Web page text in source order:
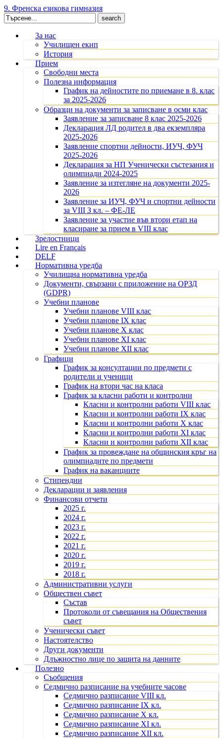
9. Френска езикова гимназия
Search
for:
За нас
Училищен екип
История
Прием
Свободни места
Полезна информация
График на дейностите по приемане в 8. клас
за 2025-2026
Образци на документи за записване в осми клас
Заявление за записване 8 клас 2025-2026
Декларация ЛД родител в два екземпляра
2025-2026
Заявление спортни дейности, ИУЧ, ФУЧ
2025-2026
Декларация за НП Ученически състезания и
олимпиади 2024-2025
Заявление за изтегляне на документи 2025-
2026
Заявление за ИУЧ, ФУЧ и спортни дейности
за VIII З кл. – ФЕ-ЛЕ
Заявление за участие във втори етап на
класиране за прием в VIII клас
Зрелостници
Lire en Français
DELF
Нормативна уредба
Училищна нормативна уредба
Документи, свързани с приложение на ОРЗД
(GDPR)
Учебни планове
Учебни планове VIII клас
Учебни планове IX клас
Учебни планове X клас
Учебни планове XI клас
Учебни планове XII клас
Графици
График за консултации по предмети с
родители и ученици
График на втори час на класа
График за класни работи и контролни
Класни и контролни работи VIII клас
Класни и контролни работи IX клас
Класни и контролни работи X клас
Класни и контролни работи XI клас
Класни и контролни работи XII клас
График за провеждане на общинския кръг на
олимпиадите по предмети
График на ваканциите
Стипендии
Декларации и заявления
Финансови отчети
2025 г.
2024 г.
2023 г.
2022 г.
2021 г.
2020 г.
2019 г.
2018 г.
Административни услуги
Обществен съвет
Състав
Протоколи от съвещания на Обществения
съвет
Ученически съвет
Настоятелство
Други документи
Длъжностно лице по защита на данните
Полезно
Съобщения
Седмично разписание на учебните часове
Седмично разписание VIII кл.
Седмично разписание IX кл.
Седмично разписание X кл.
Седмично разписание XI кл.
Седмично разписание XII кл.